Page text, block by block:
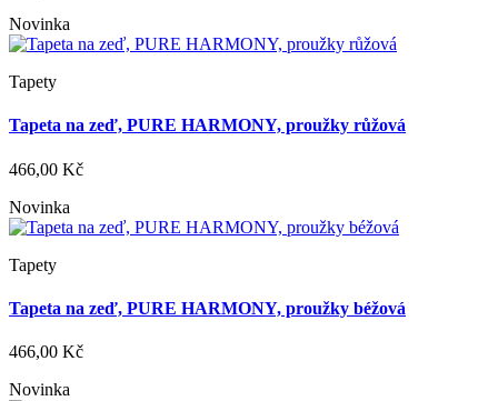
Novinka
Tapety
Tapeta na zeď, PURE HARMONY, proužky růžová
466,00 Kč
Novinka
Tapety
Tapeta na zeď, PURE HARMONY, proužky béžová
466,00 Kč
Novinka